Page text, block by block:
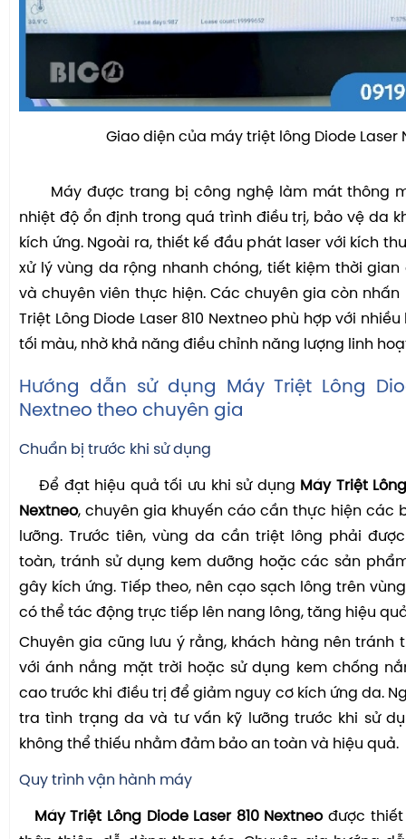
Giao diện của máy triệt lông Diode Laser
Máy được trang bị công nghệ làm mát thông
nhiệt độ ổn định trong quá trình điều trị, bảo vệ da
kích ứng. Ngoài ra, thiết kế đầu phát laser với kích
xử lý vùng da rộng nhanh chóng, tiết kiệm thời gian
và chuyên viên thực hiện. Các chuyên gia còn nhấn
Triệt Lông Diode Laser 810 Nextneo phù hợp với
tối màu, nhờ khả năng điều chỉnh năng lượng linh
Hướng dẫn sử dụng Máy Triệt Lông
Nextneo theo chuyên gia
Chuẩn bị trước khi sử dụng
Để đạt hiệu quả tối ưu khi sử dụng Máy Triệt
Nextneo, chuyên gia khuyến cáo cần thực hiện các
lưỡng. Trước tiên, vùng da cần triệt lông phải
toàn, tránh sử dụng kem dưỡng hoặc các sản
gây kích ứng. Tiếp theo, nên cạo sạch lông trên
có thể tác động trực tiếp lên nang lông, tăng hiệu
Chuyên gia cũng lưu ý rằng, khách hàng nên tránh
với ánh nắng mặt trời hoặc sử dụng kem chống
cao trước khi điều trị để giảm nguy cơ kích ứng da.
tra tình trạng da và tư vấn kỹ lưỡng trước khi sử
không thể thiếu nhằm đảm bảo an toàn và hiệu quả.
Quy trình vận hành máy
Máy Triệt Lông Diode Laser 810 Nextneođược thiết